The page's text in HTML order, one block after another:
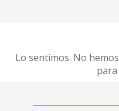
Lo sentimos. No
para